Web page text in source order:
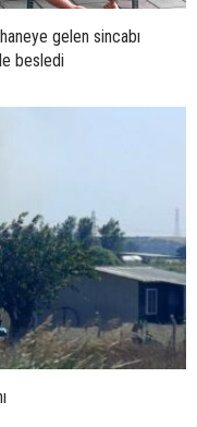
gelen sincabı
besledi